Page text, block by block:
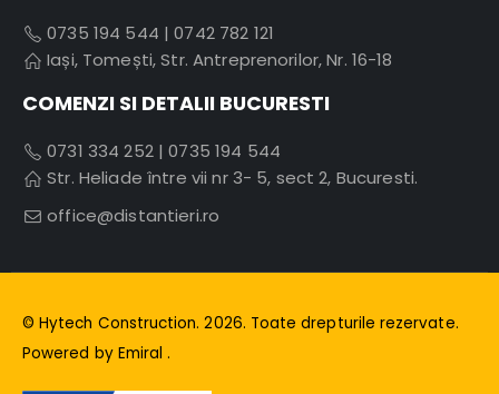
0735 194 544 |0742 782 121
Iași, Tomești, Str. Antreprenorilor, Nr. 16-18
COMENZI SI DETALII BUCURESTI
0731 334 252|0735 194 544
Str. Heliade între vii nr 3- 5, sect 2, Bucuresti.
office@distantieri.ro
© Hytech Construction. 2026. Toate drepturile rezervate.
Powered by Emiral.